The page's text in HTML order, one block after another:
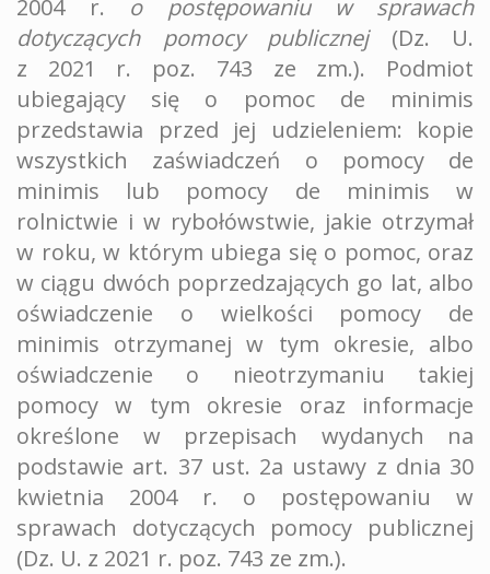
2004 r. o postępowaniu w sprawach
dotyczących pomocy publicznej(Dz. U.
z 2021 r. poz. 743 ze zm.). Podmiot
ubiegający się o pomoc de minimis
przedstawia przed jej udzieleniem: kopie
wszystkich zaświadczeń o pomocy de
minimis lub pomocy de minimis w
rolnictwie i w rybołówstwie, jakie otrzymał
w roku, w którym ubiega się o pomoc, oraz
w ciągu dwóch poprzedzających go lat, albo
oświadczenie o wielkości pomocy de
minimis otrzymanej w tym okresie, albo
oświadczenie o nieotrzymaniu takiej
pomocy w tym okresie oraz informacje
określone w przepisach wydanych na
podstawie art. 37 ust. 2a ustawy z dnia 30
kwietnia 2004 r. o postępowaniu w
sprawach dotyczących pomocy publicznej
(Dz. U. z 2021 r. poz. 743 ze zm.).